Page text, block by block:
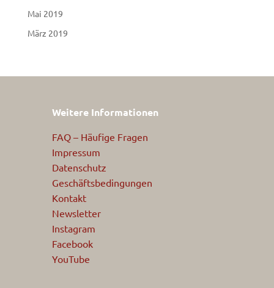
Mai 2019
März 2019
Weitere Informationen
FAQ – Häufige Fragen
Impressum
Datenschutz
Geschäftsbedingungen
Kontakt
Newsletter
Instagram
Facebook
YouTube